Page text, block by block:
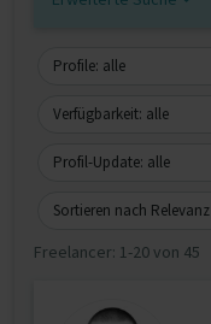
Profile: alle
Verfügbarkeit: alle
Profil-Update: alle
Sortieren nach Relevanz
Freelancer: 1-20 von 45